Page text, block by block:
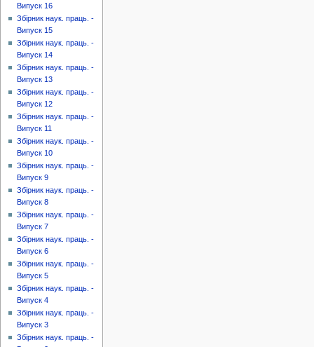
Випуск 16
Збірник наук. праць. -
Випуск 15
Збірник наук. праць. -
Випуск 14
Збірник наук. праць. -
Випуск 13
Збірник наук. праць. -
Випуск 12
Збірник наук. праць. -
Випуск 11
Збірник наук. праць. -
Випуск 10
Збірник наук. праць. -
Випуск 9
Збірник наук. праць. -
Випуск 8
Збірник наук. праць. -
Випуск 7
Збірник наук. праць. -
Випуск 6
Збірник наук. праць. -
Випуск 5
Збірник наук. праць. -
Випуск 4
Збірник наук. праць. -
Випуск 3
Збірник наук. праць. -